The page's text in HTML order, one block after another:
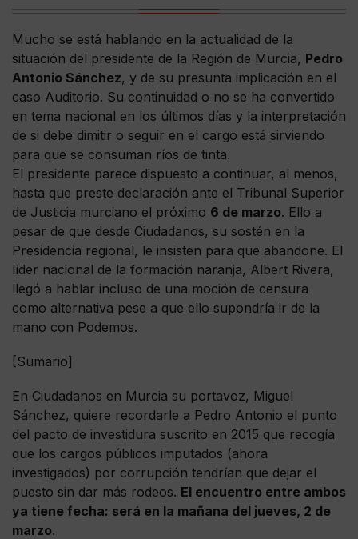
Mucho se está hablando en la actualidad de la
situación del presidente de la Región de Murcia, Pedro
Antonio Sánchez, y de su presunta implicación en el
caso Auditorio. Su continuidad o no se ha convertido
en tema nacional en los últimos días y la interpretación
de si debe dimitir o seguir en el cargo está sirviendo
para que se consuman ríos de tinta.
El presidente parece dispuesto a continuar, al menos,
hasta que preste declaración ante el Tribunal Superior
de Justicia murciano el próximo 6 de marzo. Ello a
pesar de que desde Ciudadanos, su sostén en la
Presidencia regional, le insisten para que abandone. El
líder nacional de la formación naranja, Albert Rivera,
llegó a hablar incluso de una moción de censura
como alternativa pese a que ello supondría ir de la
mano con Podemos.
[Sumario]
En Ciudadanos en Murcia su portavoz, Miguel
Sánchez, quiere recordarle a Pedro Antonio el punto
del pacto de investidura suscrito en 2015 que recogía
que los cargos públicos imputados (ahora
investigados) por corrupción tendrían que dejar el
puesto sin dar más rodeos. El encuentro entre ambos
ya tiene fecha: será en la mañana del jueves, 2 de
marzo.